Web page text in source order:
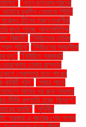
"নতুন ছাত্রসংগঠনের
যুবলীগ নেতাকে পিটুনি
চীনের তরুণ-তরুণীরা
জুতা পাচ্ছে আন্তর্জাতিক
রিজভী" "নির্বাচনের তারিখ
সচিব" "নির্বাচনের সময়সীমা
দূত" "নির্বাচিত সরকারই
ঢাকার রাস্তায়
গ্রেপ্তার হতে পারেন
কমিটি গঠন" "পদ্মার পাড়ে
আসার পর রুনা লায়লার
শুঁটকি রপ্তানি হচ্ছে বিদেশে"
হুমকি" "পৃথিবীর
সরকার এ বছরের শেষ নাগাদ